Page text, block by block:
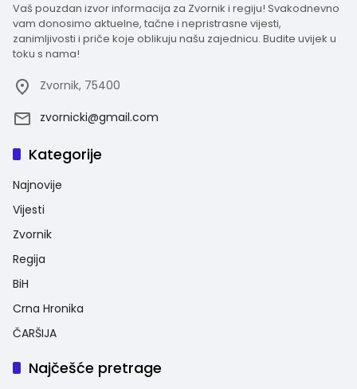
Vaš pouzdan izvor informacija za Zvornik i regiju! Svakodnevno
vam donosimo aktuelne, tačne i nepristrasne vijesti,
zanimljivosti i priče koje oblikuju našu zajednicu. Budite uvijek u
toku s nama!
Zvornik, 75400
zvornicki@gmail.com
Kategorije
Najnovije
Vijesti
Zvornik
Regija
BiH
Crna Hronika
ČARŠIJA
Najčešće pretrage